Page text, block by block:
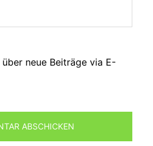
neue Beiträge via E-